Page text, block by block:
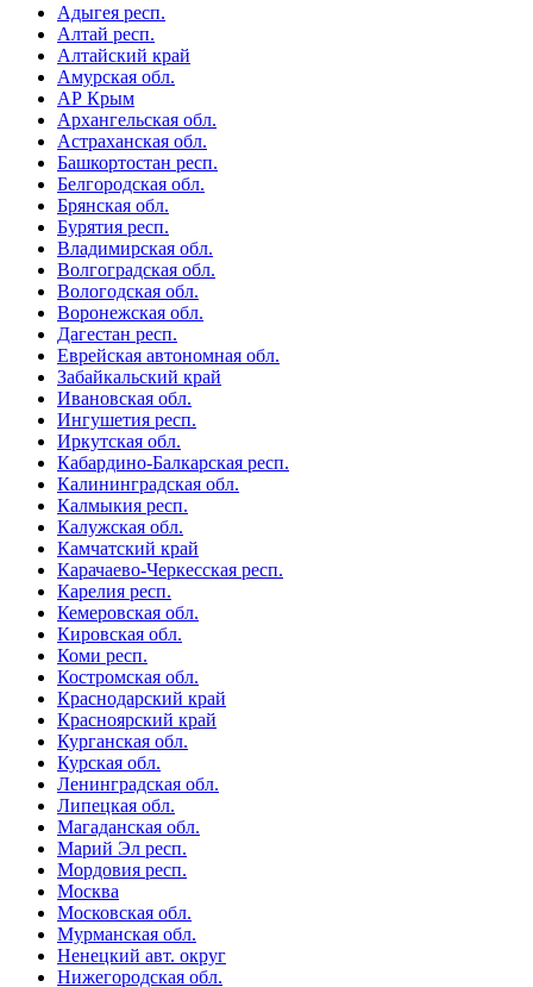
Адыгея респ.
Алтай респ.
Алтайский край
Амурская обл.
АР Крым
Архангельская обл.
Астраханская обл.
Башкортостан респ.
Белгородская обл.
Брянская обл.
Бурятия респ.
Владимирская обл.
Волгоградская обл.
Вологодская обл.
Воронежская обл.
Дагестан респ.
Еврейская автономная обл.
Забайкальский край
Ивановская обл.
Ингушетия респ.
Иркутская обл.
Кабардино-Балкарская респ.
Калининградская обл.
Калмыкия респ.
Калужская обл.
Камчатский край
Карачаево-Черкесская респ.
Карелия респ.
Кемеровская обл.
Кировская обл.
Коми респ.
Костромская обл.
Краснодарский край
Красноярский край
Курганская обл.
Курская обл.
Ленинградская обл.
Липецкая обл.
Магаданская обл.
Марий Эл респ.
Мордовия респ.
Москва
Московская обл.
Мурманская обл.
Ненецкий авт. округ
Нижегородская обл.